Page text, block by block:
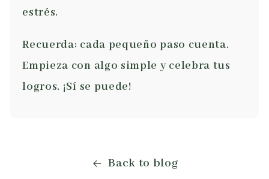
estrés.
Recuerda: cada pequeño paso cuenta.
Empieza con algo simple y celebra tus
logros. ¡Sí se puede!
Back to blog